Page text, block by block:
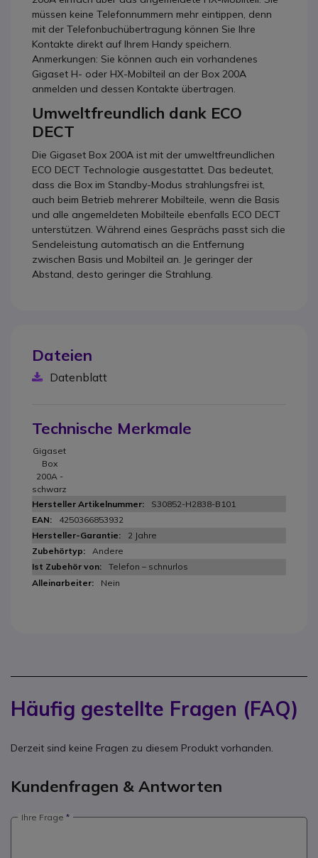
müssen keine Telefonnummern mehr eintippen, denn
mit der Telefonbuchübertragung können Sie Ihre
Kontakte direkt auf Ihrem Handy speichern.
Anmerkungen: Sie können auch ein vorhandenes
Gigaset H- oder HX-Mobilteil an der Box 200A
anmelden und dessen Kontakte übertragen.
Umweltfreundlich dank ECO
DECT
Die Gigaset Box 200A ist mit der umweltfreundlichen
ECO DECT Technologie ausgestattet. Das bedeutet,
dass die Box im Standby-Modus strahlungsfrei ist,
auch beim Betrieb mehrerer Mobilteile, wenn die Basis
und alle angemeldeten Mobilteile ebenfalls ECO DECT
unterstützen. Während eines Gesprächs passt sich die
Sendeleistung automatisch an die Entfernung
zwischen Basis und Mobilteil an. Je geringer der
Abstand, desto geringer die Strahlung.
Dateien
Datenblatt
Technische Merkmale
Gigaset
Box
200A -
schwarz
S30852-H2838-B101
4250366853932
2 Jahre
Andere
Telefon – schnurlos
Nein
Häufig gestellte Fragen (FAQ)
Derzeit sind keine Fragen zu diesem Produkt vorhanden.
Kundenfragen & Antworten
Ihre Frage